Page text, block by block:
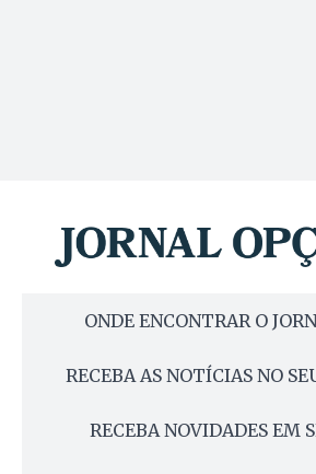
ONDE ENCONTRAR O
RECEBA AS NOTÍCIAS NO
RECEBA NOVIDADES EM